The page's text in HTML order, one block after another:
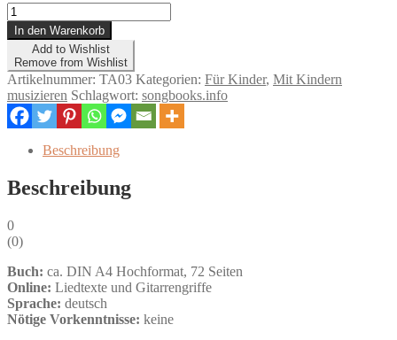
Liederbuch
für
die
„Triola“
–
44
Kinderlieder
Menge
In den Warenkorb
Add to Wishlist
Remove from Wishlist
Artikelnummer: TA03 Kategorien: Für Kinder, Mit Kindern
musizieren Schlagwort: songbooks.info
Beschreibung
Beschreibung
0
(0)
Buch: ca. DIN A4 Hochformat, 72 Seiten
Online: Liedtexte und Gitarrengriffe
Sprache: deutsch
Nötige Vorkenntnisse: keine